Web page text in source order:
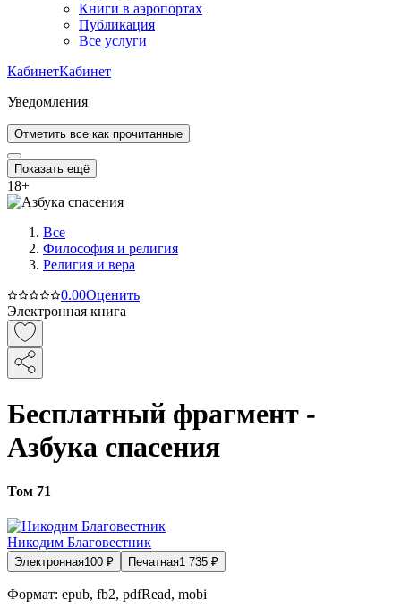
Книги в аэропортах
Публикация
Все услуги
КабинетКабинет
Уведомления
Отметить все как прочитанные
Показать ещё
18+
Все
Философия и религия
Религия и вера
0.00Оценить
Электронная книга
Бесплатный фрагмент -
Азбука спасения
Том 71
Никодим Благовестник
Электронная100 ₽ Печатная1 735 ₽
Формат: epub, fb2, pdfRead, mobi